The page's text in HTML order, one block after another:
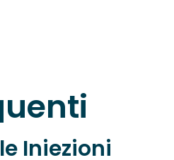
Iniezioni